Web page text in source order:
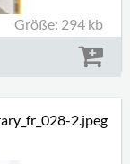
Größe: 294 kb
2.jpeg